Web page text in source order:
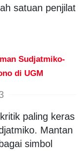
satuan penjilat
Sudjatmiko-
di UGM
paling keras
Mantan
simbol